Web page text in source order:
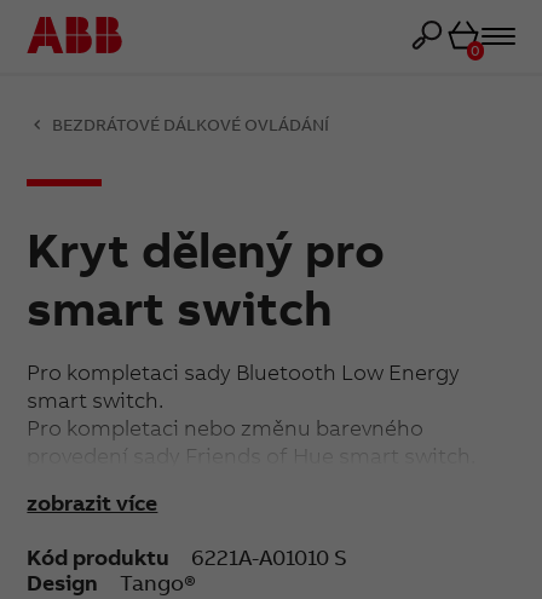
Košík
0
BEZDRÁTOVÉ DÁLKOVÉ OVLÁDÁNÍ
Kryt dělený pro
smart switch
Pro kompletaci sady Bluetooth Low Energy
smart switch.
Pro kompletaci nebo změnu barevného
provedení sady Friends of Hue smart switch.
zobrazit více
Kód produktu
6221A-A01010 S
Design
Tango®